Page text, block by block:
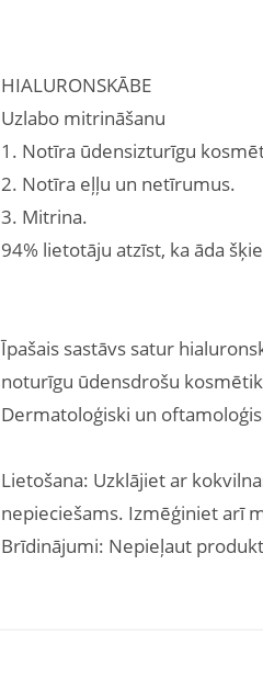
HIALURONSKĀBE
Uzlabo mitrināšanu
1. Notīra ūdensizturīgu
2. Notīra eļļu un netīrumus.
3. Mitrina.
94% lietotāju atzīst, ka āda
Īpašais sastāvs satur
noturīgu ūdensdrošu
Dermatoloģiski un
Lietošana: Uzklājiet ar
nepieciešams. Izmēģiniet arī
Brīdinājumi: Nepieļaut